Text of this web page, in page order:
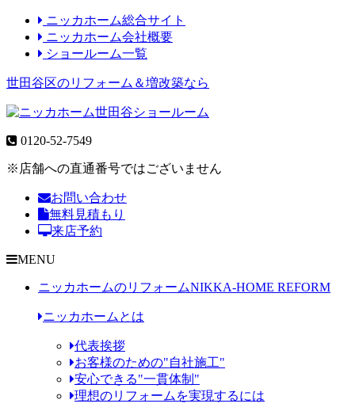
ニッカホーム総合サイト
ニッカホーム会社概要
ショールーム一覧
世田谷区のリフォーム＆増改築なら
0120-52-7549
※店舗への直通番号ではございません
お問い合わせ
無料見積もり
来店予約
MENU
ニッカホームのリフォームNIKKA-HOME REFORM
ニッカホームとは
代表挨拶
お客様のための"自社施工"
安心できる"一貫体制"
理想のリフォームを実現するには